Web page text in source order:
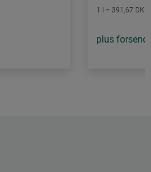
1 l = 391,67
plus